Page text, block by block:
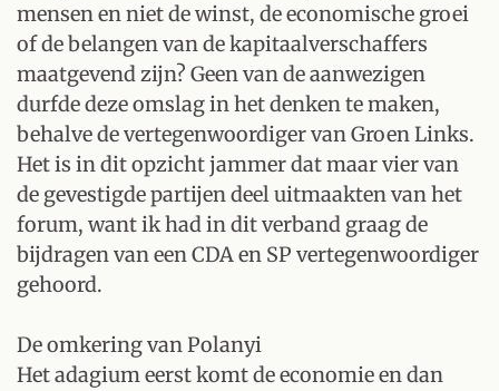
mensen en niet de winst, de economische groei
of de belangen van de kapitaalverschaffers
maatgevend zijn? Geen van de aanwezigen
durfde deze omslag in het denken te maken,
behalve de vertegenwoordiger van Groen Links.
Het is in dit opzicht jammer dat maar vier van
de gevestigde partijen deel uitmaakten van het
forum, want ik had in dit verband graag de
bijdragen van een CDA en SP vertegenwoordiger
gehoord.
De omkering van Polanyi
Het adagium eerst komt de economie en dan